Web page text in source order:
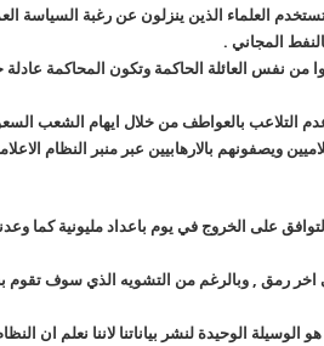
العلماء الذين ينزلون عن رغبة السياسة
المجاني .
من نفس العائلة الحاكمة وتكون المحاكمة عادلة
التلاعب بالعواطف من خلال ايهام الشعب
ويصفونهم بالارهابيين عبر منبر النظام
على الخروج في يوم باعداد مليونية كما
رمق , وبالرغم من التشويه الذي سوف تقوم به
الوحيدة لنشر بياناتنا لاننا نعلم ان